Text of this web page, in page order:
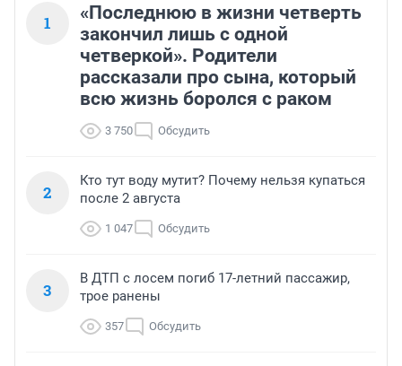
1
«Последнюю в жизни четверть
закончил лишь с одной
четверкой». Родители
рассказали про сына, который
всю жизнь боролся с раком
3 750 Обсудить
2
Кто тут воду мутит? Почему нельзя купаться
после 2 августа
1 047 Обсудить
3
В ДТП с лосем погиб 17-летний пассажир,
трое ранены
357 Обсудить